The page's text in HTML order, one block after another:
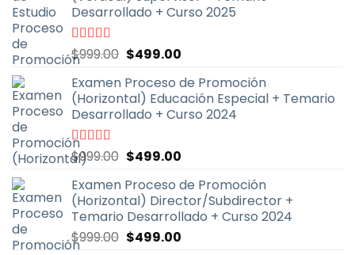
$999.00. $499.00.
Desarrollado + Curso 2025
Valorado
con
5
$999.00 El
original
era:
$999.00.
$499.00El
actual
es:
$499.00.
Examen Proceso de Promoción
(Horizontal) Educación Especial + Temario
Desarrollado + Curso 2024
Valorado
con
5
$999.00 El
original
era:
$999.00.
$499.00El
actual
es:
$499.00.
Examen Proceso de Promoción
(Horizontal) Director/Subdirector +
Temario Desarrollado + Curso 2024
$999.00 El
$499.00El